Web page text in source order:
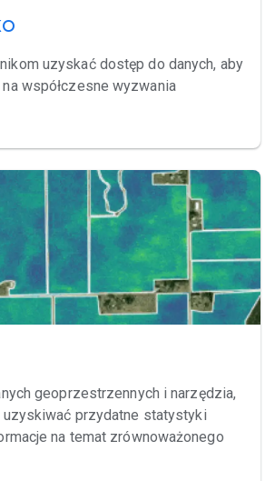
uzyskać dostęp do danych, aby
współczesne wyzwania
geoprzestrzennych i narzędzia,
przydatne statystyki
na temat zrównoważonego